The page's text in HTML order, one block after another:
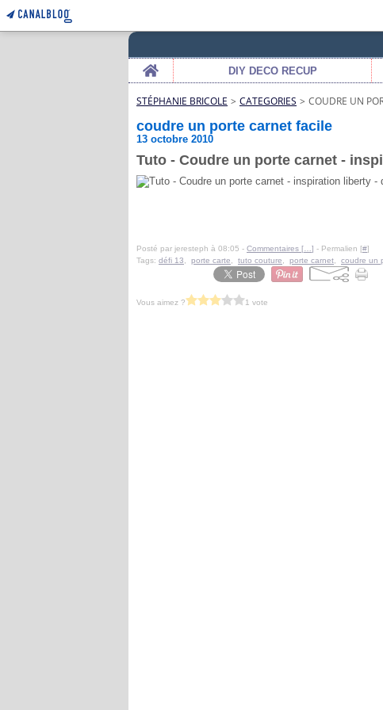
Home
DIY DECO RECUP
STÉPHANIE BRICOLE > CATEGORIES > COUDRE UN
coudre un porte carnet facile
13 octobre 2010
Tuto - Coudre un porte carnet -
Posté par jeresteph à 08:05 - Commentaires [ ] - Permalien [#]
Tags: défi 13 porte carte tuto couture porte carnet coudre un
Vous aimez ? 1 vote